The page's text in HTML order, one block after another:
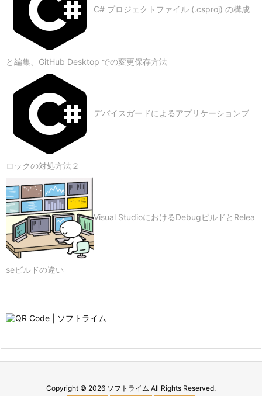
C# プロジェクトファイル (.csproj) の構成
と編集、GitHub Desktop での変更保存方法
デバイスガードによるアプリケーションブ
ロックの対処方法２
Visual StudioにおけるDebugビルドとRelea
seビルドの違い
Copyright © 2026 ソフトライム All Rights Reserved.